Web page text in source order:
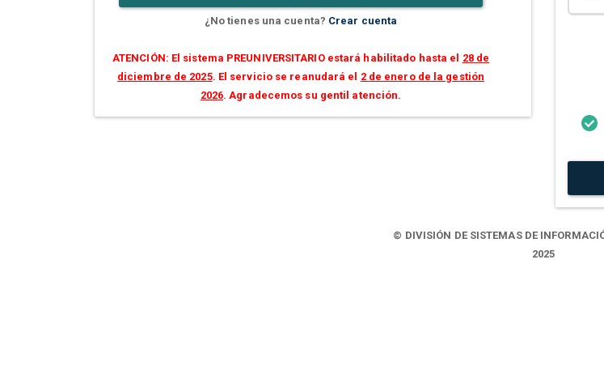
¿No tienes una cuenta? Crear cuenta
ATENCIÓN: El sistema PREUNIVERSITARIO estará habilitado hasta el 28 de
diciembre de 2025. El servicio se reanudará el 2 de enero de la gestión
2026. Agradecemos su gentil atención.
© DIVISIÓN DE SISTEMAS DE
2025